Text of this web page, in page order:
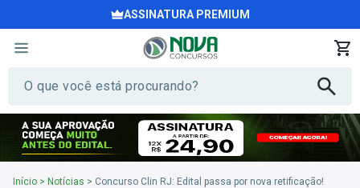
ASSINATURA PREMIUM
Início > Notícias > Concurso Clin RJ: Edital passa por nova retificação!